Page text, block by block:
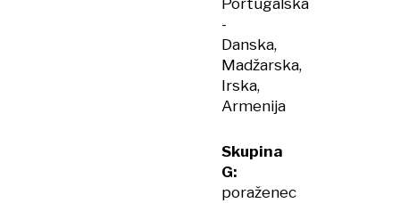
Portugalska
-
Danska,
Madžarska,
Irska,
Armenija
Skupina
G:
poraženec